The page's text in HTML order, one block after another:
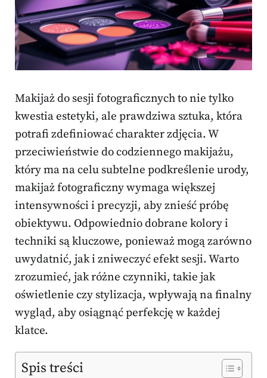
Makijaż do sesji fotograficznych to nie tylko
kwestia estetyki, ale prawdziwa sztuka, która
potrafi zdefiniować charakter zdjęcia. W
przeciwieństwie do codziennego makijażu,
który ma na celu subtelne podkreślenie urody,
makijaż fotograficzny wymaga większej
intensywności i precyzji, aby znieść próbę
obiektywu. Odpowiednio dobrane kolory i
techniki są kluczowe, ponieważ mogą zarówno
uwydatnić, jak i zniweczyć efekt sesji. Warto
zrozumieć, jak różne czynniki, takie jak
oświetlenie czy stylizacja, wpływają na finalny
wygląd, aby osiągnąć perfekcję w każdej
klatce.
Spis treści